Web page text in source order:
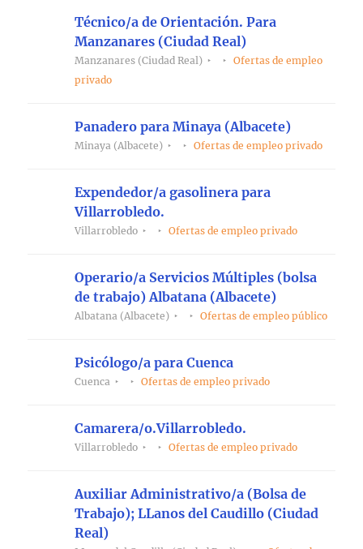
Técnico/a de Orientación. Para
Manzanares (Ciudad Real)
Manzanares (Ciudad Real)
Ofertas de empleo
privado
Panadero para Minaya (Albacete)
Minaya (Albacete) Ofertas de empleo privado
Expendedor/a gasolinera para
Villarrobledo.
Villarrobledo Ofertas de empleo privado
Operario/a Servicios Múltiples (bolsa
de trabajo) Albatana (Albacete)
Albatana (Albacete) Ofertas de empleo público
Psicólogo/a para Cuenca
Cuenca Ofertas de empleo privado
Camarera/o.Villarrobledo.
Villarrobledo Ofertas de empleo privado
Auxiliar Administrativo/a (Bolsa de
Trabajo); LLanos del Caudillo (Ciudad
Real)